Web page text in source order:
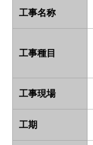
工事名称
工事種目
工事現場
工期